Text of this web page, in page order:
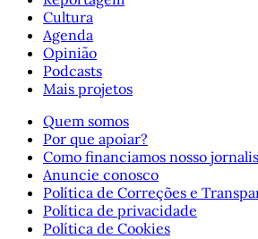
Cultura
Agenda
Opinião
Podcasts
Mais projetos
Quem somos
Por que apoiar?
Como financiamos nosso
Anuncie conosco
Política de Correções e
Política de privacidade
Política de Cookies